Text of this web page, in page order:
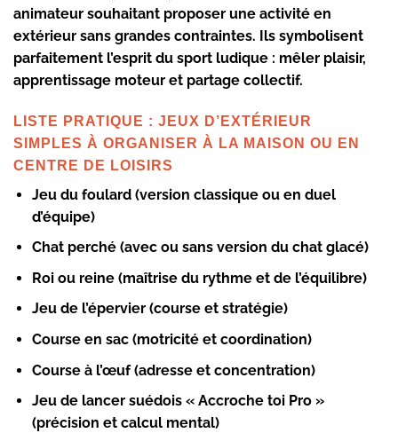
animateur souhaitant proposer une activité en
extérieur sans grandes contraintes. Ils symbolisent
parfaitement l’esprit du sport ludique : mêler plaisir,
apprentissage moteur et partage collectif.
LISTE PRATIQUE : JEUX D’EXTÉRIEUR
SIMPLES À ORGANISER À LA MAISON OU EN
CENTRE DE LOISIRS
Jeu du foulard (version classique ou en duel
d’équipe)
Chat perché (avec ou sans version du chat glacé)
Roi ou reine (maîtrise du rythme et de l’équilibre)
Jeu de l’épervier (course et stratégie)
Course en sac (motricité et coordination)
Course à l’œuf (adresse et concentration)
Jeu de lancer suédois « Accroche toi Pro »
(précision et calcul mental)